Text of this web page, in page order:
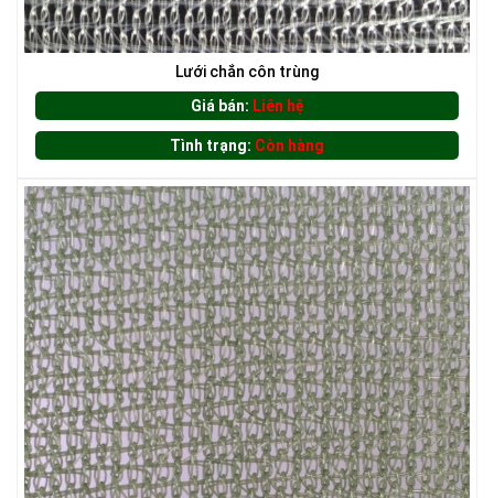
LƯỚI CHẮN CÔN TRÙNG
LƯỚI CHẮN CÔN TRÙNG
Lưới chắn côn trùng
Giá bán: Liên hệ
Tình trạng: Còn hàng